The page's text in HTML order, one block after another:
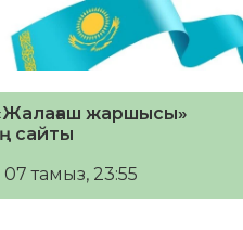
жаршысы»
сайты
тамыз, 23:55